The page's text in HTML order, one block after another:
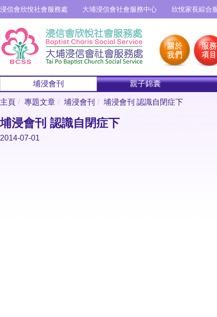
浸信會欣悅社會服務處 大埔浸信會社會服務中心 欣悅家長綜合
埔浸會刊 親子錦囊
主頁 專題文章 埔浸會刊 埔浸會刊 認識自閉症下
埔浸會刊 認識自閉症下
2014-07-01